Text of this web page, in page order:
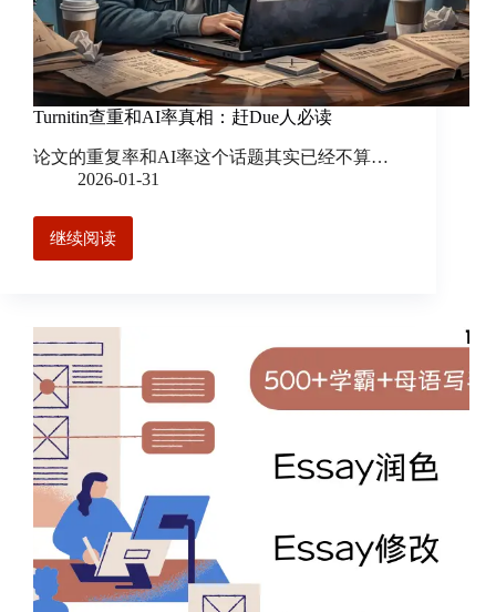
Turnitin查重和AI率真相：赶Due人必读
论文的重复率和AI率这个话题其实已经不算…
2026-01-31
继续阅读